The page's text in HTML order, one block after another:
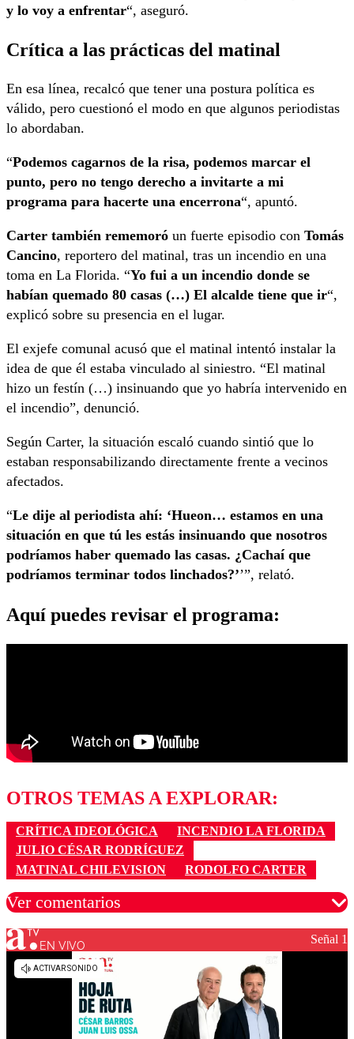
y lo voy a enfrentar“, aseguró.
Crítica a las prácticas del matinal
En esa línea, recalcó que tener una postura política es
válido, pero cuestionó el modo en que algunos periodistas
lo abordaban.
“Podemos cagarnos de la risa, podemos marcar el
punto, pero no tengo derecho a invitarte a mi
programa para hacerte una encerrona“, apuntó.
Carter también rememoró un fuerte episodio con Tomás
Cancino, reportero del matinal, tras un incendio en una
toma en La Florida. “Yo fui a un incendio donde se
habían quemado 80 casas (…) El alcalde tiene que ir“,
explicó sobre su presencia en el lugar.
El exjefe comunal acusó que el matinal intentó instalar la
idea de que él estaba vinculado al siniestro. “El matinal
hizo un festín (…) insinuando que yo habría intervenido en
el incendio”, denunció.
Según Carter, la situación escaló cuando sintió que lo
estaban responsabilizando directamente frente a vecinos
afectados.
“Le dije al periodista ahí: ‘Hueon… estamos en una
situación en que tú les estás insinuando que nosotros
podríamos haber quemado las casas. ¿Cachaí que
podríamos terminar todos linchados?’’”, relató.
Aquí puedes revisar el programa:
OTROS TEMAS A EXPLORAR:
CRÍTICA IDEOLÓGICA
INCENDIO LA FLORIDA
JULIO CÉSAR RODRÍGUEZ
MATINAL CHILEVISION
RODOLFO CARTER
Ver comentarios
Los comentarios son moderados para garantizar un
diálogo respetuoso.
EN VIVO Señal 1